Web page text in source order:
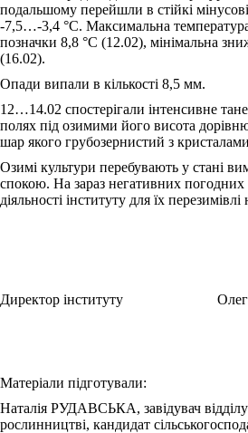
подальшому перейшли в стійкі
-7,5…-3,4 °С. Максимальна температура
позначки 8,8 °С (12.02), мінімальна
(16.02).
Опади випали в кількості 8,5 мм.
12…14.02 спостерігали інтенсивне
полях під озимими його висота
шар якого грубозернистий з
Озимі культури перебувають у стані
спокою. На зараз негативних погодних
діяльності інституту для їх перезимівлі
Директор інституту Олег
Матеріали підготували:
Наталія РУДАВСЬКА, завідувач
рослинництві, кандидат